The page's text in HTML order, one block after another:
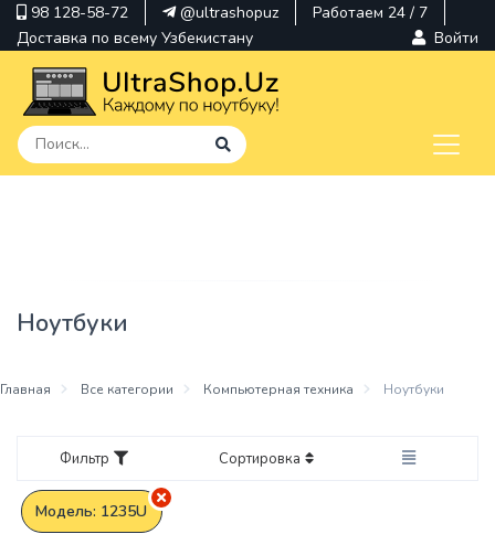
98 128-58-72 @ultrashopuz
Работаем 24 / 7
Доставка по всему Узбекистану
Войти
Hp
Ноутбуки
Главная Все категории Компьютерная техника Ноутбуки
Фильтр Сортировка
Модель: 1235U